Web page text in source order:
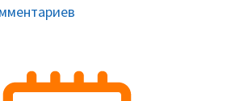
к
driver
updater